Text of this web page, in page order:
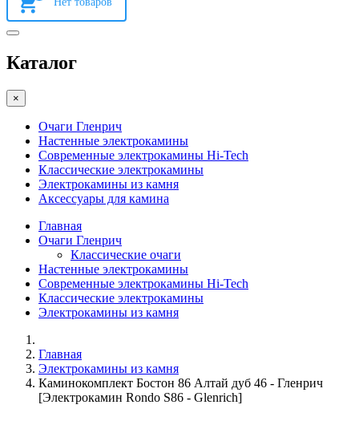
Каталог
×
Очаги Гленрич
Настенные электрокамины
Современные электрокамины Hi-Tech
Классические электрокамины
Электрокамины из камня
Аксессуары для камина
Главная
Очаги Гленрич
Классические очаги
Настенные электрокамины
Современные электрокамины Hi-Tech
Классические электрокамины
Электрокамины из камня
Главная
Электрокамины из камня
Каминокомплект Бостон 86 Алтай дуб 46 - Гленрич
[Электрокамин Rondo S86 - Glenrich]